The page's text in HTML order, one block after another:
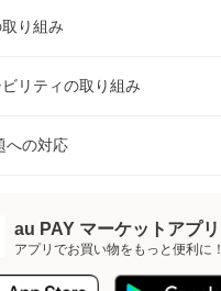
り組み
リティの取り組み
への対応
au PAY マーケットアプリ
アプリでお買い物をもっと便利に！